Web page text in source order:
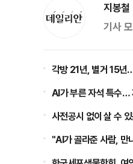
지봉
기사
각방 21년, 별거 15년
AI가 부른 자석 특수…
사전공시 없이 살 수
"AI가 골라준 사람,